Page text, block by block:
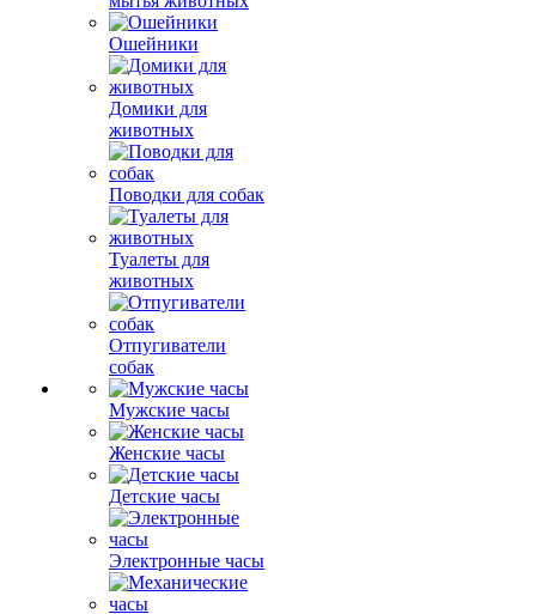
Ошейники
Домики для
животных
Поводки для собак
Туалеты для
животных
Отпугиватели
собак
Мужские часы
Женские часы
Детские часы
Электронные часы